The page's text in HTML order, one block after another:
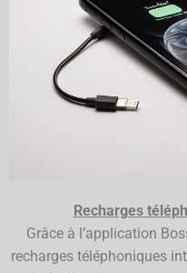
Recharges
Grâce à l’application
recharges téléphoniques